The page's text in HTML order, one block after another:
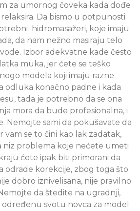
za umornog čoveka kada dođe
relaksira. Da bismo u potpunosti
hidromasažeri, koje imaju
da nam nežno masiraju telo
Izbor adekvatne kade često
muka, jer ćete se teško
modela koji imaju razne
odluka konačno padne i kada
tada je potrebno da se ona
mora da bude profesionalna, i
Nemojte sami da pokušavate da
vam se to čini kao lak zadatak,
niz problema koje nećete umeti
ćete ipak biti primorani da
odrade korekcije, zbog toga što
dobro iznivelisana, nije pravilno
da štedite na ugradnji,
određenu svotu novca za model